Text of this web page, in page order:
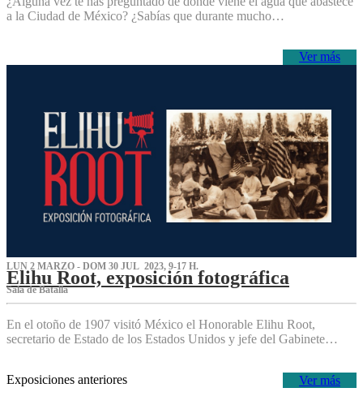
a la Ciudad de México? ¿Sabías que durante mucho…
Ver más
LUN 2 MARZO - DOM 30 JUL 2023, 9-17 H.
Elihu Root, exposición fotográfica
Sala de Batalla
En el otoño de 1907 visitó México el Honorable Elihu Root,
secretario de Estado de los Estados Unidos y jefe del Gabinete…
Ver más
Exposiciones anteriores